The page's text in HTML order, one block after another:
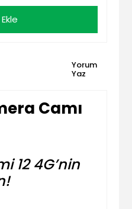
Ekle
Yorum
Yaz
Camı
12 4G’nin